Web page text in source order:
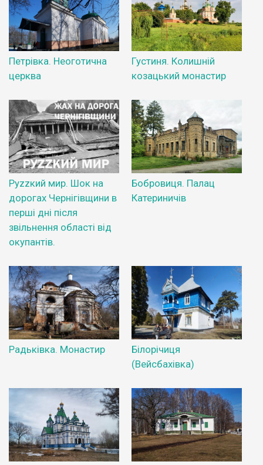
Петрівка. Неоготична
церква
Густиня. Колишній
козацький монастир
Руzzкий мир. Шок на
дорогах Чернігівщини в
перші дні після
звільнення області від
окупантів.
Бобровиця. Палац
Катериничів
Радьківка. Монастир
Білорічиця
(Вейсбахівка)